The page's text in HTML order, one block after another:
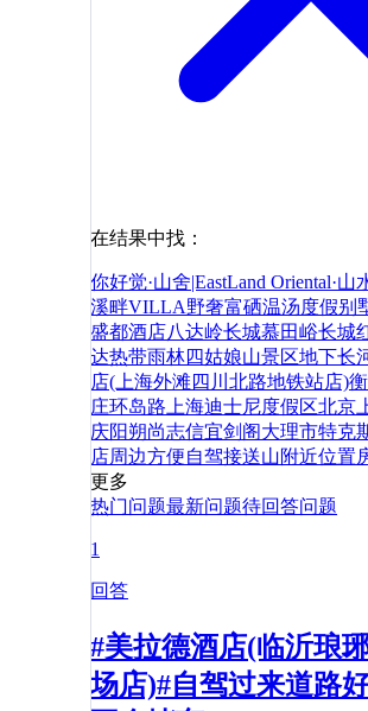
在结果中找：
你好觉·山舍|EastLand Oriental·山
溪畔VILLA野奢富硒温汤度假别
盛都酒店八达岭长城慕田峪长城
达热带雨林四姑娘山景区地下长
店(上海外滩四川北路地铁站店)
庄环岛路 上海迪士尼度假区北京
庆阳朔尚志信宜剑阁大理市特克
店周边方便自驾接送山附近位置
更多
热门问题最新问题待回答问题
1
回答
#美拉德酒店(临沂琅
场店)#自驾过来道路